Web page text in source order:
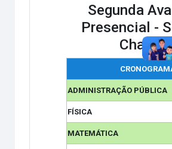
Segunda
Presencial -
ADMINISTRAÇÃO PÚBLICA
FÍSICA
MATEMÁTICA